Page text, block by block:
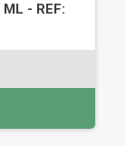
- REF: